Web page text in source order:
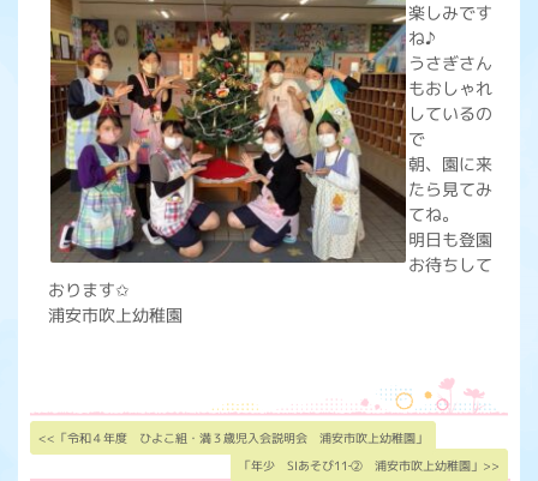
楽しみです
ね♪
うさぎさん
もおしゃれ
しているの
で
朝、園に来
たら見てみ
てね。
明日も登園
お待ちして
おります✩
浦安市吹上幼稚園
<<「令和４年度 ひよこ組・満３歳児入会説明会 浦安市吹上幼稚園」
「年少 SIあそび11‐② 浦安市吹上幼稚園」>>